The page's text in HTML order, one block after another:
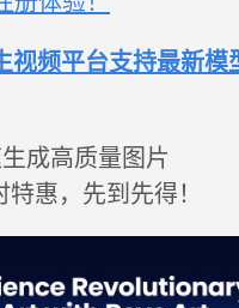
视频平台支持最新模
生成高质量图片
特惠，先到先得！